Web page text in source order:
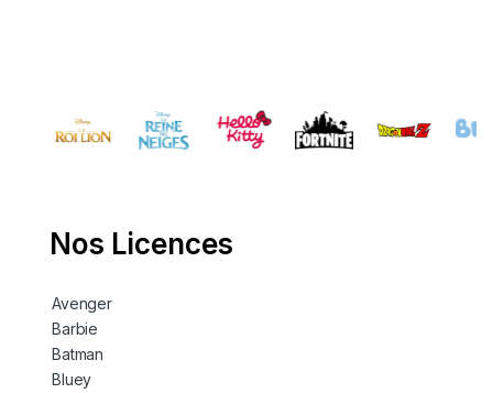
Nos Licences
Avenger
Barbie
Batman
Bluey